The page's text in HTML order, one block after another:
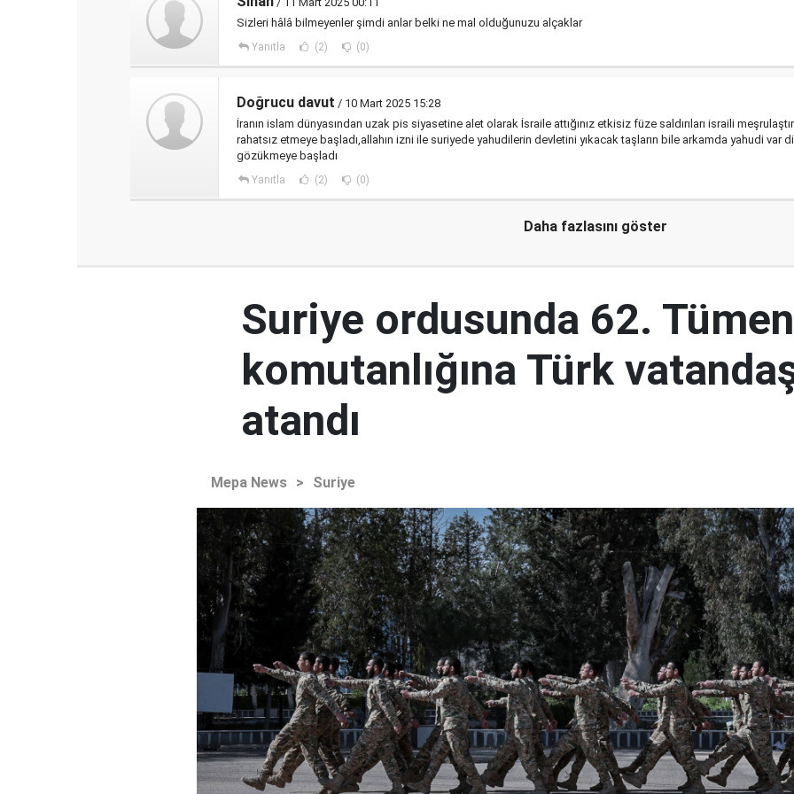
Sizleri hâlâ bilmeyenler şimdi anlar belki ne mal olduğunuzu alçaklar
Yanıtla (2) (0)
Doğrucu davut / 10 Mart 2025 15:28
İranın islam dünyasından uzak pis siyasetine alet olarak İsraile attığınız etkisiz füze saldırıları israili
rahatsız etmeye başladı,allahın izni ile suriyede yahudilerin devletini yıkacak taşların bile arkamda yahudi var
gözükmeye başladı
Yanıtla (2) (0)
Daha fazlasını göster
Suriye ordusunda 62. Tümen
komutanlığına Türk
atandı
Mepa News > Suriye